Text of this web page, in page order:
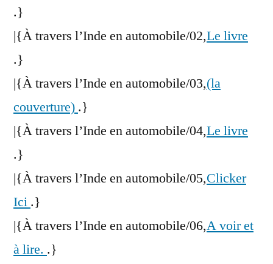
.}
|{À travers l’Inde en automobile/02,Le livre
.}
|{À travers l’Inde en automobile/03,(la
couverture) .}
|{À travers l’Inde en automobile/04,Le livre
.}
|{À travers l’Inde en automobile/05,Clicker
Ici .}
|{À travers l’Inde en automobile/06,A voir et
à lire. .}